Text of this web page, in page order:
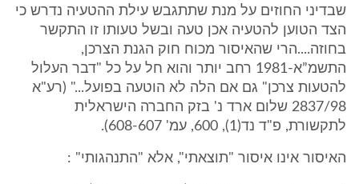
שבדיני החוזים על מנת שתתגבש עילת ההטעיה נדרש כי
הצד הטוען להטעיה אכן טעה ובשל טעותו זו התקשר
בחוזה....הרי שהאיסור מכוח חוק הגנת הצרכן,
התשמ”א-1981 רחב יותר והוא חל על כל "דבר העלול
להטעות צרכן" גם אם הלה לא הוטעה בפועל..." (רע"א
2837/98 שלום ארד נ' בזק החברה הישראלית
לתקשורת, פ"ד נד(1), 600, עמ' 608-607).
האיסור אינו איסור "תוצאתי", אלא "התנהגותי" :